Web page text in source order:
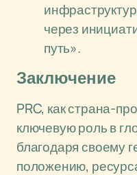
через
путь».
Заключение
PRC, как страна-
ключевую роль в
благодаря своему
положению,